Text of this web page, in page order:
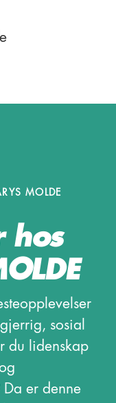
MOLDE
hos
sosial
du lidenskap
Da er denne